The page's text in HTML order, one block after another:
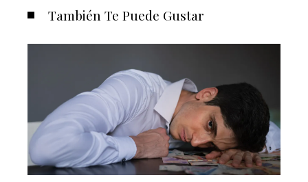
También Te Puede Gustar